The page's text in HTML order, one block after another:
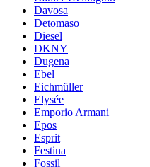
Davosa
Detomaso
Diesel
DKNY
Dugena
Ebel
Eichmüller
Elysée
Emporio Armani
Epos
Esprit
Festina
Fossil